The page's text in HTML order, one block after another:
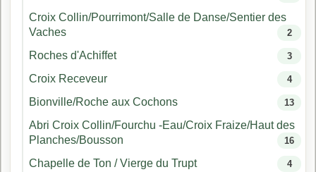
Croix Collin/Pourrimont/Salle de Danse/Sentier des
Vaches
2
Roches d'Achiffet 3
Croix Receveur 4
Bionville/Roche aux Cochons 13
Abri Croix Collin/Fourchu -Eau/Croix Fraize/Haut des
Planches/Bousson
16
Chapelle de Ton / Vierge du Trupt 4